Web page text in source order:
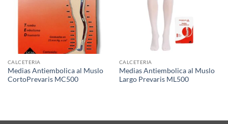
CALCETERIA
Medias Antiembolica al Muslo
CortoPrevaris MC500
CALCETERIA
Medias Antiembolica al Muslo
Largo Prevaris ML500